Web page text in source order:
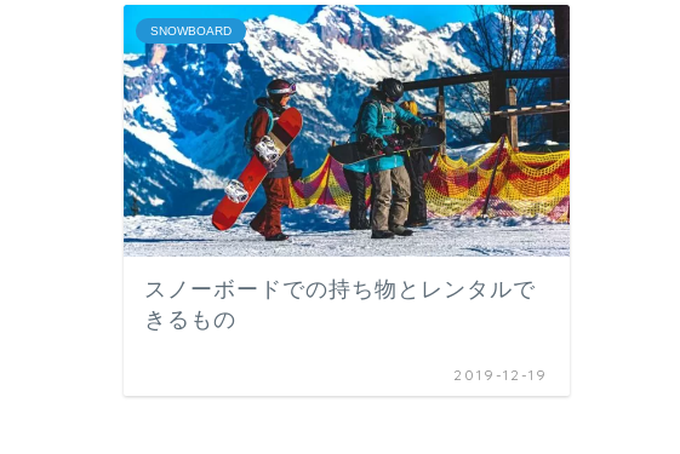
SNOWBOARD
スノーボードでの持ち物とレンタルで
きるもの
2019-12-19